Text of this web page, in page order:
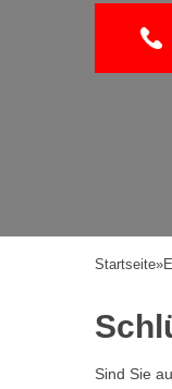
Startseite»
Sind Sie